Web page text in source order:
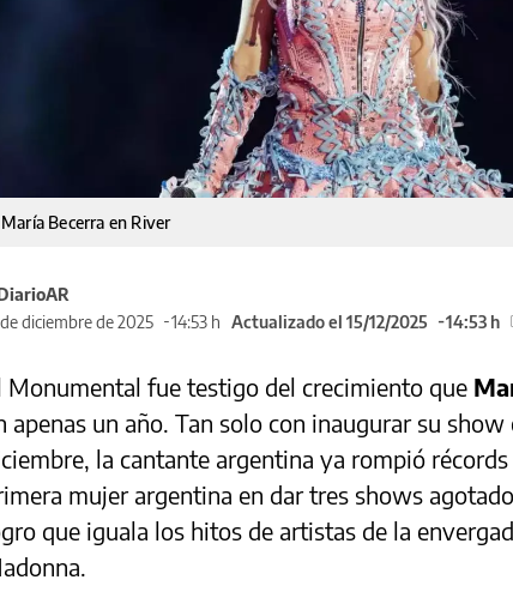
María Becerra en River
de diciembre de 2025
14:53 h Actualizado el 15/12/2025 14:53 h
Monumental fue testigo del crecimiento que
apenas un año. Tan solo con inaugurar su show
la cantante argentina ya rompió
mujer argentina en dar tres shows
que iguala los hitos de artistas de la